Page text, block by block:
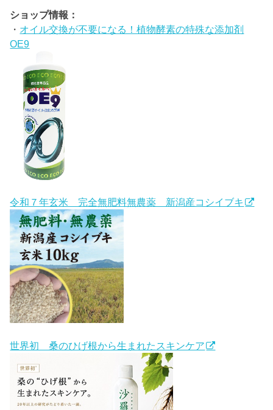
ショップ情報：
・ オイル交換が不要になる！植物酵素の特殊な添加剤
OE9
令和７年玄米 完全無肥料無農薬 新潟産コシイブキ
世界初 桑のひげ根から生まれたスキンケア